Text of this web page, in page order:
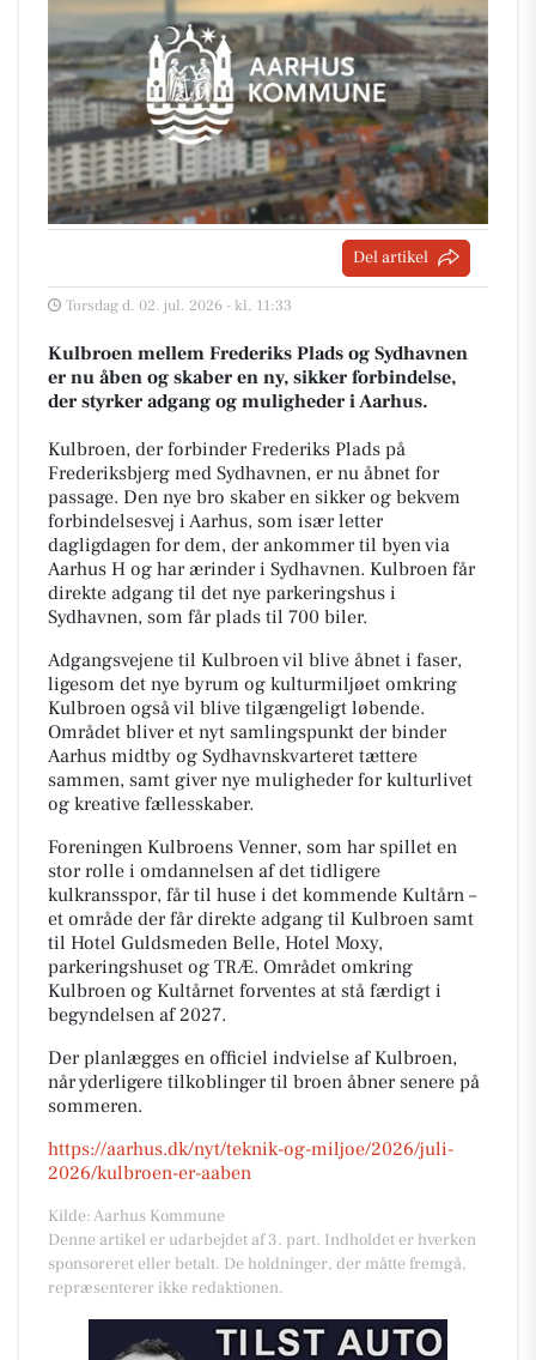
Del artikel
Torsdag d. 02. jul. 2026 - kl. 11:33
Kulbroen mellem Frederiks Plads og Sydhavnen
er nu åben og skaber en ny, sikker forbindelse,
der styrker adgang og muligheder i Aarhus.
Kulbroen, der forbinder Frederiks Plads på
Frederiksbjerg med Sydhavnen, er nu åbnet for
passage. Den nye bro skaber en sikker og bekvem
forbindelsesvej i Aarhus, som især letter
dagligdagen for dem, der ankommer til byen via
Aarhus H og har ærinder i Sydhavnen. Kulbroen får
direkte adgang til det nye parkeringshus i
Sydhavnen, som får plads til 700 biler.
Adgangsvejene til Kulbroen vil blive åbnet i faser,
ligesom det nye byrum og kulturmiljøet omkring
Kulbroen også vil blive tilgængeligt løbende.
Området bliver et nyt samlingspunkt der binder
Aarhus midtby og Sydhavnskvarteret tættere
sammen, samt giver nye muligheder for kulturlivet
og kreative fællesskaber.
Foreningen Kulbroens Venner, som har spillet en
stor rolle i omdannelsen af det tidligere
kulkransspor, får til huse i det kommende Kultårn –
et område der får direkte adgang til Kulbroen samt
til Hotel Guldsmeden Belle, Hotel Moxy,
parkeringshuset og TRÆ. Området omkring
Kulbroen og Kultårnet forventes at stå færdigt i
begyndelsen af 2027.
Der planlægges en officiel indvielse af Kulbroen,
når yderligere tilkoblinger til broen åbner senere på
sommeren.
https://aarhus.dk/nyt/teknik-og-miljoe/2026/juli-
2026/kulbroen-er-aaben
Kilde: Aarhus Kommune
Denne artikel er udarbejdet af 3. part. Indholdet er hverken
sponsoreret eller betalt. De holdninger, der måtte fremgå,
repræsenterer ikke redaktionen.